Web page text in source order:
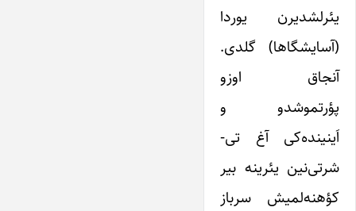
یئرلشدیرن یوردا
(آسایشگاها) گلدی.
آنجاق اوزو
پؤرتموشدو و
اَینینده‌کی آغ تی-
شرتی‌نین یئرینه بیر
کؤهنه‌لمیش سرباز